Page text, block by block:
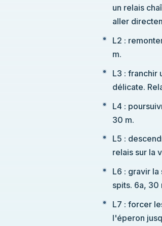
un relais
aller
L2 :
m.
L3 : franchir
délicate.
L4 :
30 m.
L5 :
relais sur la
L6 : gravir la
spits. 6a, 30
L7 : forcer
l'éperon